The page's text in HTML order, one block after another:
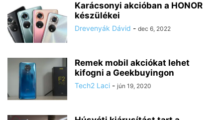
Karácsonyi akcióban a HONOR
készülékei
Drevenyák Dávid - dec 6, 2022
Remek mobil akciókat lehet
kifogni a Geekbuyingon
Tech2 Laci - jún 19, 2020